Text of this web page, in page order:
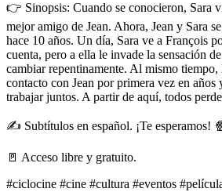
👉 Sinopsis: Cuando se conocieron, Sara
mejor amigo de Jean. Ahora, Jean y Sara
hace 10 años. Un día, Sara ve a François
cuenta, pero a ella le invade la sensación
cambiar repentinamente. Al mismo tiempo,
contacto con Jean por primera vez en
trabajar juntos. A partir de aquí, todos
✍️ Subtítulos en español. ¡Te
🚪 Acceso libre y gratuito.
#ciclocine #cine #cultura #eventos